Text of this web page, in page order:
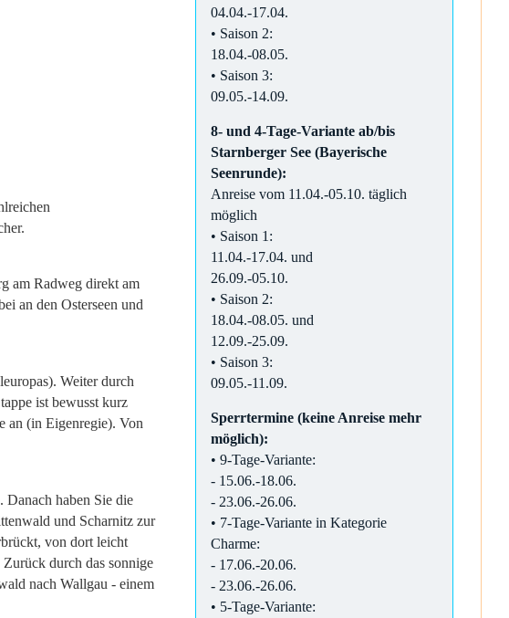
am Radweg direkt am
an den Osterseen und
Weiter durch
ist bewusst kurz
an (in Eigenregie). Von
Danach haben Sie die
und Scharnitz zur
von dort leicht
durch das sonnige
nach Wallgau - einem
04.04.-17.04.
• Saison 2:
18.04.-08.05.
• Saison 3:
09.05.-14.09.
8- und 4-Tage-Variante ab/bis
Starnberger See (Bayerische
Seenrunde):
Anreise vom 11.04.-05.10. täglich
möglich
• Saison 1:
11.04.-17.04. und
26.09.-05.10.
• Saison 2:
18.04.-08.05. und
12.09.-25.09.
• Saison 3:
09.05.-11.09.
Sperrtermine (keine Anreise mehr
möglich):
• 9-Tage-Variante:
- 15.06.-18.06.
- 23.06.-26.06.
• 7-Tage-Variante in Kategorie
Charme:
- 17.06.-20.06.
- 23.06.-26.06.
• 5-Tage-Variante: